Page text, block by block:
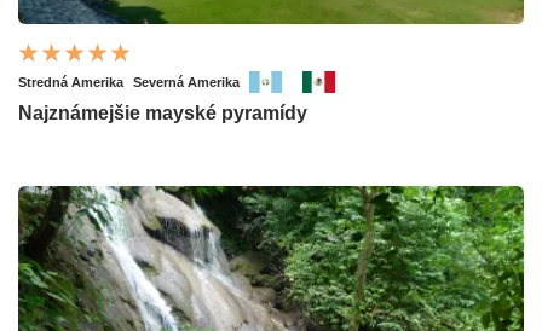
Stredná Amerika Severná Amerika
Najznámejšie mayské pyramídy